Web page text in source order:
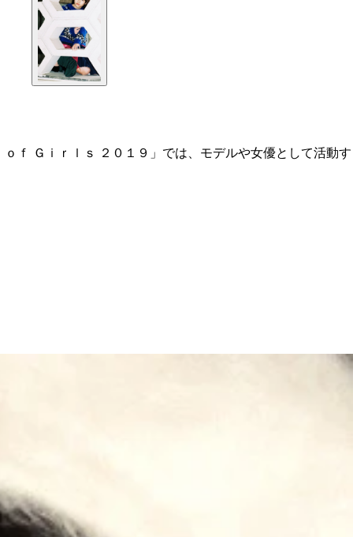
ｆ Ｇｉｒｌｓ ２０１９」では、モデルや女優として活動す